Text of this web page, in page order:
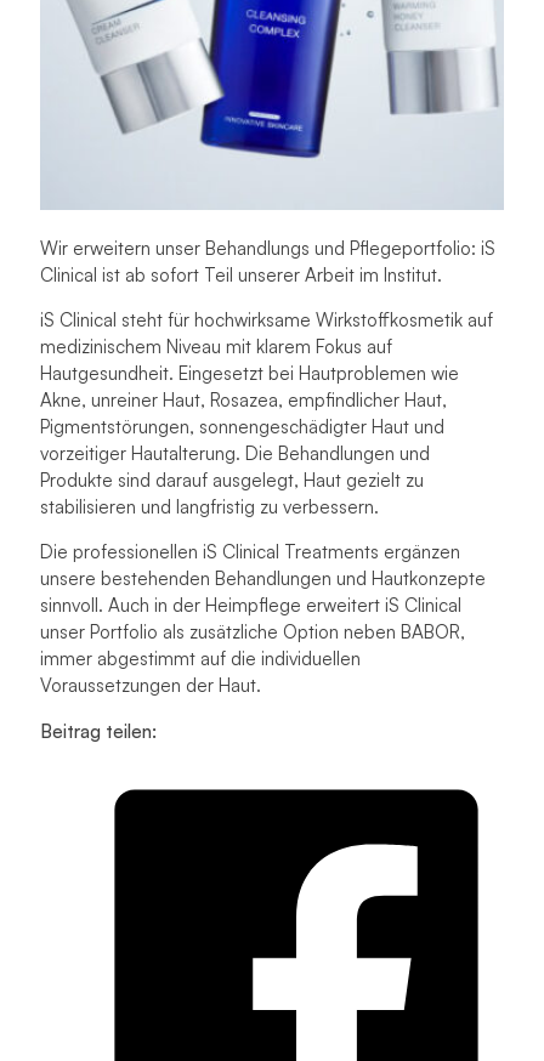
Wir erweitern unser Behandlungs und Pflegeportfolio: iS
Clinical ist ab sofort Teil unserer Arbeit im Institut.
iS Clinical steht für hochwirksame Wirkstoffkosmetik auf
medizinischem Niveau mit klarem Fokus auf
Hautgesundheit. Eingesetzt bei Hautproblemen wie
Akne, unreiner Haut, Rosazea, empfindlicher Haut,
Pigmentstörungen, sonnengeschädigter Haut und
vorzeitiger Hautalterung. Die Behandlungen und
Produkte sind darauf ausgelegt, Haut gezielt zu
stabilisieren und langfristig zu verbessern.
Die professionellen iS Clinical Treatments ergänzen
unsere bestehenden Behandlungen und Hautkonzepte
sinnvoll. Auch in der Heimpflege erweitert iS Clinical
unser Portfolio als zusätzliche Option neben BABOR,
immer abgestimmt auf die individuellen
Voraussetzungen der Haut.
Beitrag teilen: